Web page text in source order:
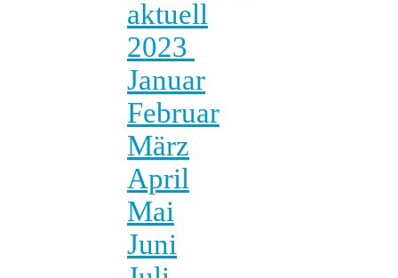
aktuell
2023
Januar
Februar
März
April
Mai
Juni